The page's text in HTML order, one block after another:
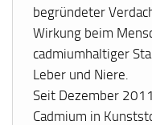
begründeter
Wirkung beim
cadmiumhaltiger
Leber und Niere.
Seit Dezember
Cadmium in